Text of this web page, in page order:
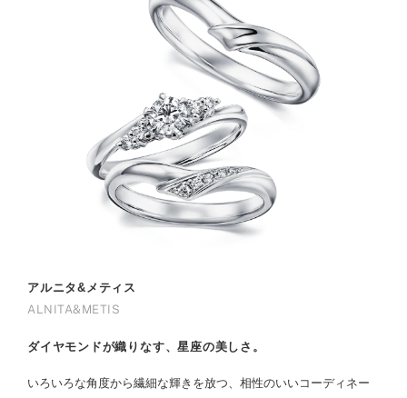
アルニタ&メティス
ALNITA&METIS
ダイヤモンドが織りなす、星座の美しさ。
いろいろな角度から繊細な輝きを放つ、相性のいいコーディネー